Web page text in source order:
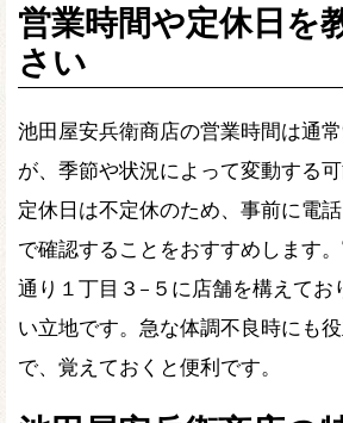
営業時間や定休日を
さい
池田屋安兵衛商店の営業時間は通
が、季節や状況によって変動する可
定休日は不定休のため、事前に電話
で確認することをおすすめします
通り１丁目３−５に店舗を構えてお
い立地です。急な体調不良時にも
で、覚えておくと便利です。